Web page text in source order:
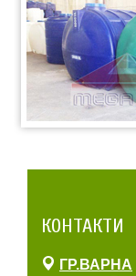
КОНТАКТИ
ГР.ВАРНА